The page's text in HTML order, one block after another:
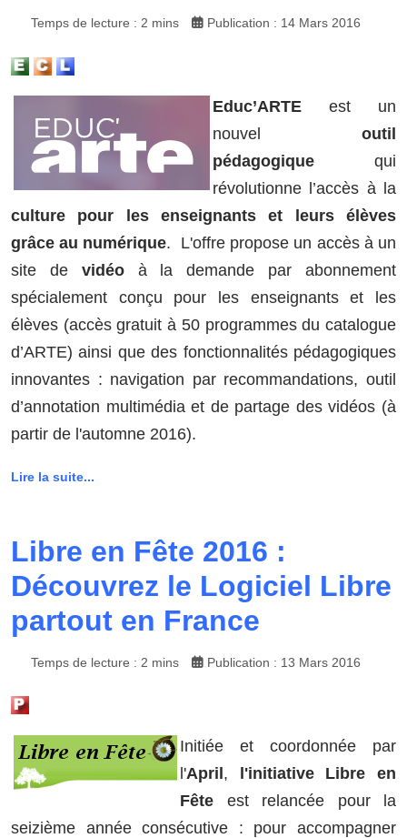
Temps de lecture : 2 mins Publication : 14 Mars 2016
Educ’ARTE est un
nouvel outil
pédagogique qui
révolutionne l’accès à la
culture pour les enseignants et leurs élèves
grâce au numérique. L'offre propose un accès à un
site de vidéoà la demande par abonnement
spécialement conçu pour les enseignants et les
élèves (accès gratuit à 50 programmes du catalogue
d’ARTE) ainsi que des fonctionnalités pédagogiques
innovantes : navigation par recommandations, outil
d’annotation multimédia et de partage des vidéos (à
partir de l'automne 2016).
Lire la suite...
Libre en Fête 2016 :
Découvrez le Logiciel Libre
partout en France
Temps de lecture : 2 mins Publication : 13 Mars 2016
Initiée et coordonnée par
l'April, l'initiative Libre en
Fête est relancée pour la
seizième année consécutive : pour accompagner